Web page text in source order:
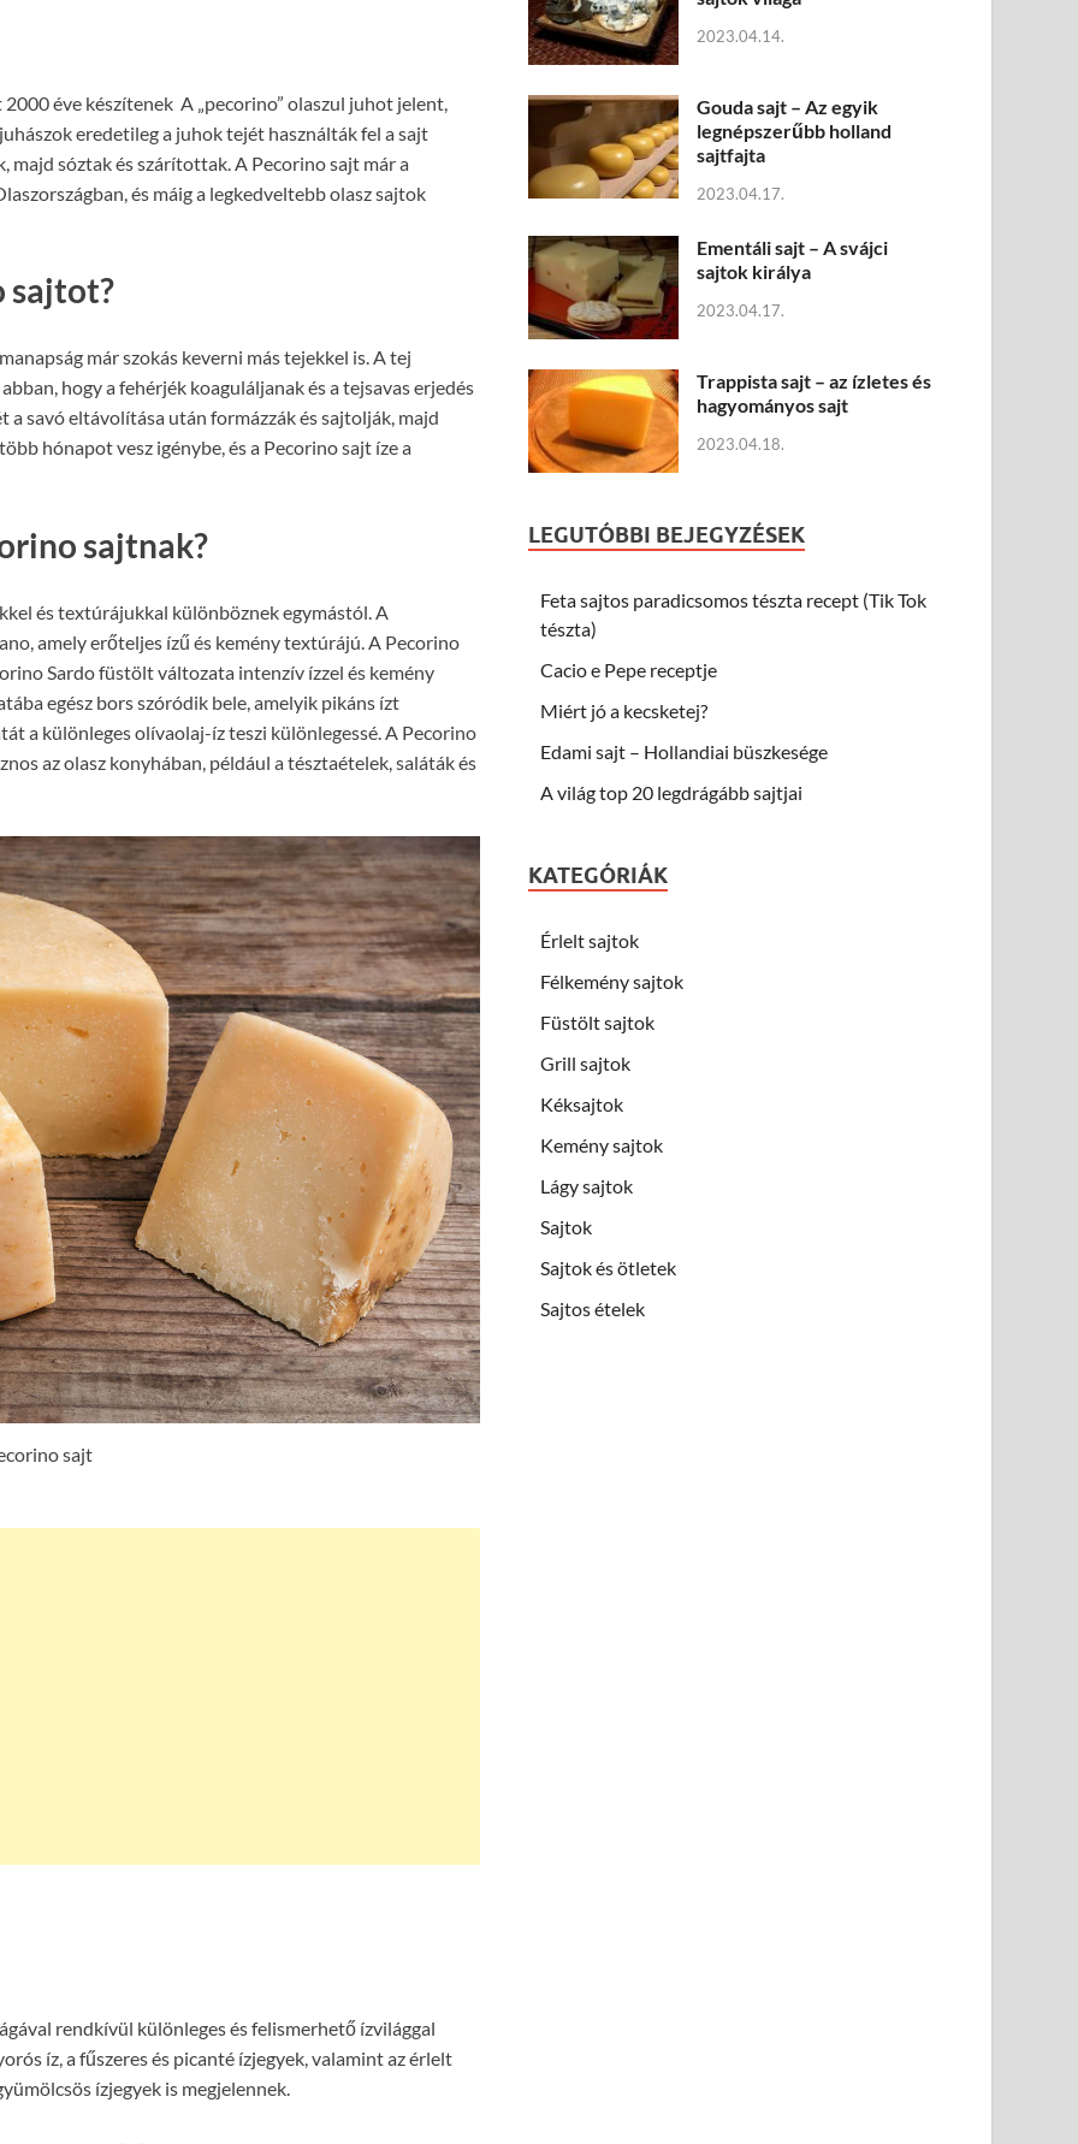
éve készítenek A „pecorino” olaszul juhot jelent,
eredetileg a juhok tejét használták fel a sajt
majd sóztak és szárítottak. A Pecorino sajt már a
és máig a legkedveltebb olasz sajtok
sajtot?
már szokás keverni más tejekkel is. A tej
hogy a fehérjék koaguláljanak és a tejsavas erjedés
savó eltávolítása után formázzák és sajtolják, majd
hónapot vesz igénybe, és a Pecorino sajt íze a
sajtnak?
és textúrájukkal különböznek egymástól. A
amely erőteljes ízű és kemény textúrájú. A Pecorino
Sardo füstölt változata intenzív ízzel és kemény
egész bors szóródik bele, amelyik pikáns ízt
a különleges olívaolaj-íz teszi különlegessé. A Pecorino
az olasz konyhában, például a tésztaételek, saláták és
sajt
rendkívül különleges és felismerhető ízvilággal
íz, a fűszeres és picanté ízjegyek, valamint az érlelt
ízjegyek is megjelennek.
2023.04.14.
Gouda sajt – Az egyik
legnépszerűbb holland
sajtfajta
2023.04.17.
Ementáli sajt – A svájci
sajtok királya
2023.04.17.
Trappista sajt – az ízletes és
hagyományos sajt
2023.04.18.
LEGUTÓBBI BEJEGYZÉSEK
Feta sajtos paradicsomos tészta recept (Tik Tok
tészta)
Cacio e Pepe receptje
Miért jó a kecsketej?
Edami sajt – Hollandiai büszkesége
A világ top 20 legdrágább sajtjai
KATEGÓRIÁK
Érlelt sajtok
Félkemény sajtok
Füstölt sajtok
Grill sajtok
Kéksajtok
Kemény sajtok
Lágy sajtok
Sajtok
Sajtok és ötletek
Sajtos ételek